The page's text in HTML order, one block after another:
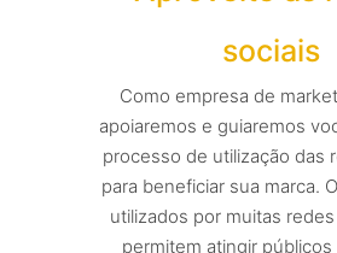
sociais
Como empresa de
apoiaremos e guiaremos
processo de utilização das
para beneficiar sua marca.
utilizados por muitas
permitem atingir